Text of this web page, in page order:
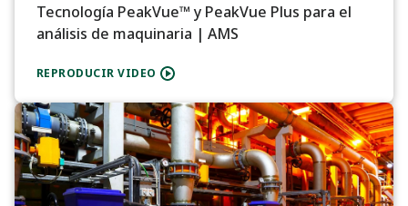
Tecnología PeakVue™ y PeakVue Plus para el
análisis de maquinaria | AMS
REPRODUCIR VIDEO